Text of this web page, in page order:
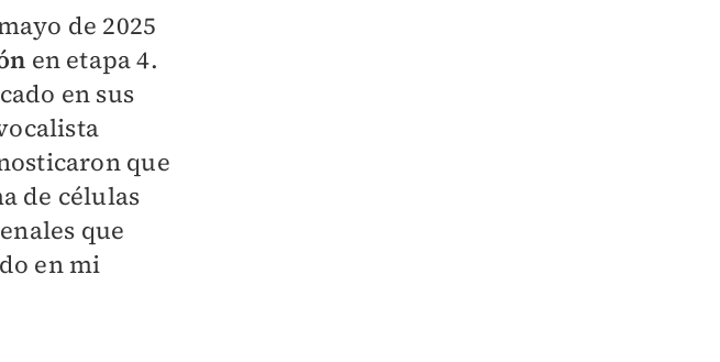
de 2025
en etapa 4.
en sus
que
de células
que
en mi